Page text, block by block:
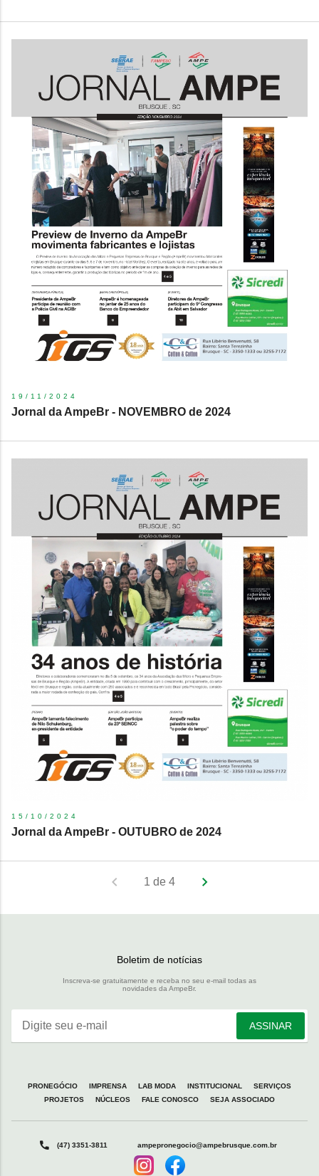
19/11/2024
Jornal da AmpeBr - NOVEMBRO de 2024
15/10/2024
Jornal da AmpeBr - OUTUBRO de 2024
1 de 4
Boletim de notícias
Inscreva-se gratuitamente e receba no seu e-mail todas as
novidades da AmpeBr.
Digite seu e-mail ASSINAR
PRONEGÓCIO IMPRENSA LAB MODA INSTITUCIONAL
SERVIÇOS
PROJETOS
NÚCLEOS FALE CONOSCO SEJA ASSOCIADO
(47) 3351-3811 ampepronegocio@ampebrusque.com.br